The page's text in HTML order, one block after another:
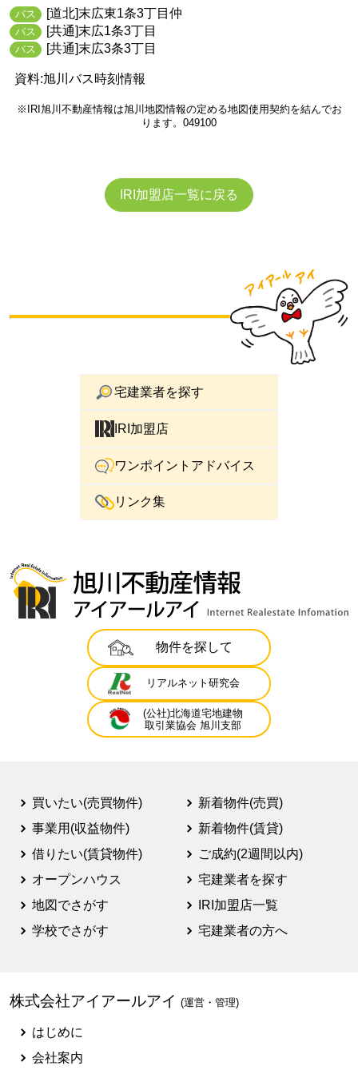
バス [道北]末広東1条3丁目仲
バス [共通]末広1条3丁目
バス [共通]末広3条3丁目
資料:旭川バス時刻情報
※IRI旭川不動産情報は旭川地図情報の定める地図使用契約を結んでお
ります。049100
IRI加盟店一覧に戻る
宅建業者を探す
IRI加盟店
ワンポイントアドバイス
リンク集
物件を探して
リアルネット研究会
(公社)北海道宅地建物
取引業協会 旭川支部
買いたい(売買物件)
事業用(収益物件)
借りたい(賃貸物件)
オープンハウス
地図でさがす
学校でさがす
新着物件(売買)
新着物件(賃貸)
ご成約(2週間以内)
宅建業者を探す
IRI加盟店一覧
宅建業者の方へ
株式会社アイアールアイ (運営・管理)
はじめに
会社案内